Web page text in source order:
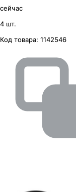
сейчас
4 шт.
Код товара: 1142546